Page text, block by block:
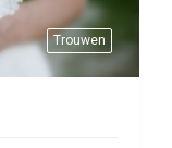
Trouwen